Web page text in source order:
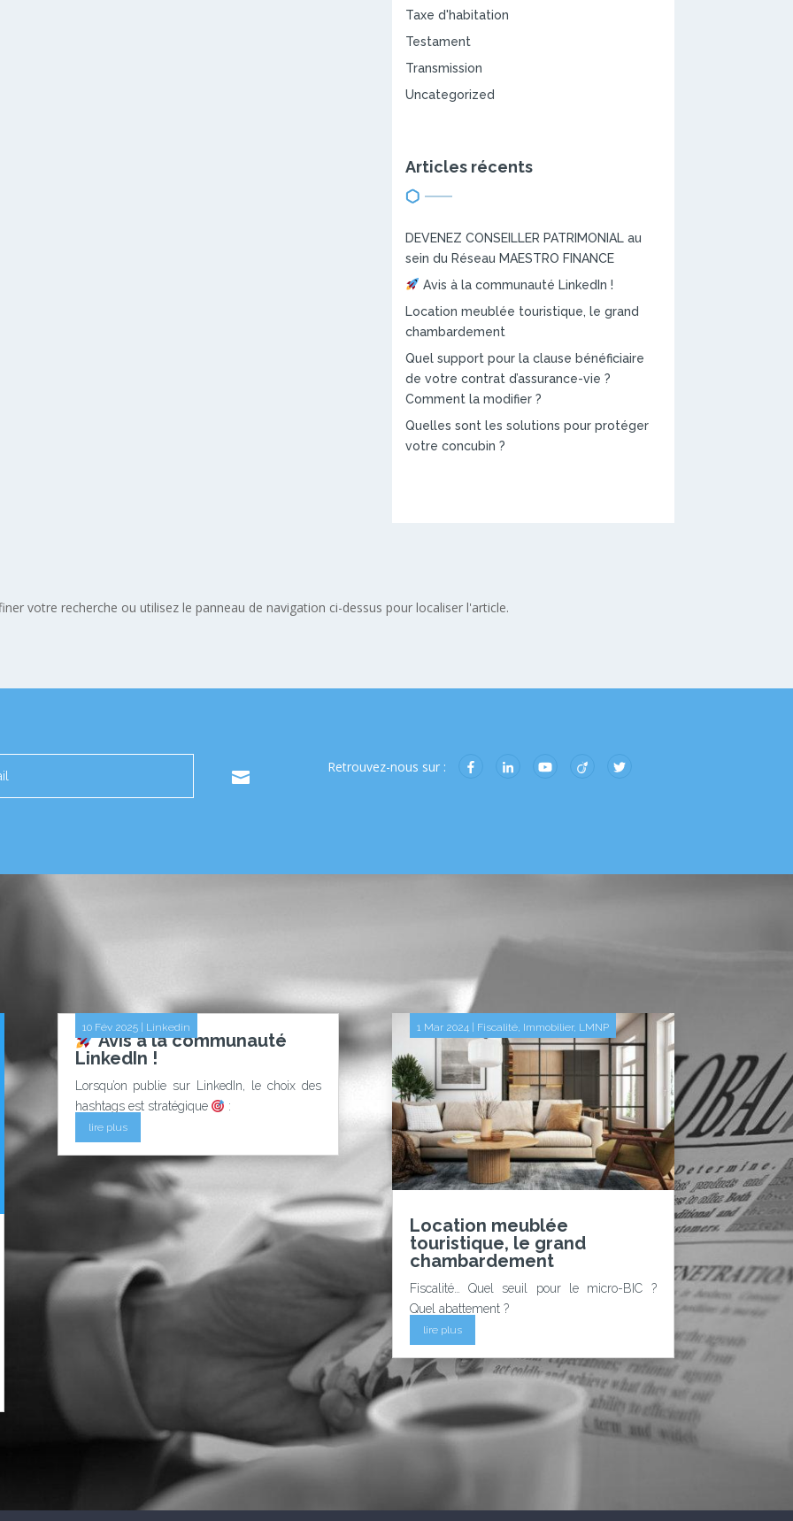
Taxe d'habitation
Testament
Transmission
Uncategorized
Articles récents
DEVENEZ CONSEILLER PATRIMONIAL au
sein du Réseau MAESTRO FINANCE
Avis à la communauté LinkedIn !
Location meublée touristique, le grand
chambardement
Quel support pour la clause bénéficiaire
de votre contrat d’assurance-vie ?
Comment la modifier ?
Quelles sont les solutions pour protéger
votre concubin ?
votre recherche ou utilisez le panneau de navigation ci-dessus pour localiser l'article.
Retrouvez-nous sur :
Avis à la communauté
LinkedIn !
10 Fév 2025| Linkedin
Lorsqu’on publie sur LinkedIn, le choix des
hashtags est stratégique
:
lire plus
Location meublée
touristique, le grand
chambardement
1 Mar 2024| Fiscalité, Immobilier, LMNP
Fiscalité… Quel seuil pour le micro-BIC ?
Quel abattement ?
lire plus